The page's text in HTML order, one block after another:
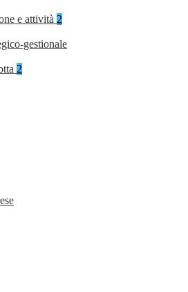
e attività 2
gestionale
2